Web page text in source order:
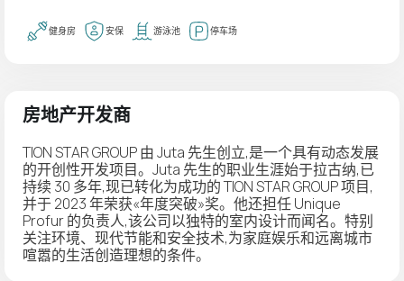
健身房 安保 游泳池 停车场
房地产开发商
TION STAR GROUP 由 Juta 先生创立,是一个具有动态发展
的开创性开发项目。Juta 先生的职业生涯始于拉古纳,已
持续 30 多年,现已转化为成功的 TION STAR GROUP 项目,
并于 2023 年荣获«年度突破»奖。他还担任 Unique
Profur 的负责人,该公司以独特的室内设计而闻名。特别
关注环境、现代节能和安全技术,为家庭娱乐和远离城市
喧嚣的生活创造理想的条件。